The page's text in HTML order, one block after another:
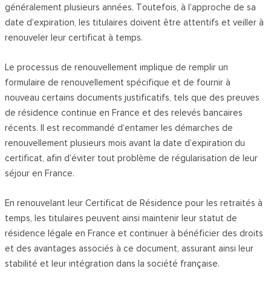
généralement plusieurs années. Toutefois, à l’approche de sa
date d’expiration, les titulaires doivent être attentifs et veiller à
renouveler leur certificat à temps.
Le processus de renouvellement implique de remplir un
formulaire de renouvellement spécifique et de fournir à
nouveau certains documents justificatifs, tels que des preuves
de résidence continue en France et des relevés bancaires
récents. Il est recommandé d’entamer les démarches de
renouvellement plusieurs mois avant la date d’expiration du
certificat, afin d’éviter tout problème de régularisation de leur
séjour en France.
En renouvelant leur Certificat de Résidence pour les retraités à
temps, les titulaires peuvent ainsi maintenir leur statut de
résidence légale en France et continuer à bénéficier des droits
et des avantages associés à ce document, assurant ainsi leur
stabilité et leur intégration dans la société française.